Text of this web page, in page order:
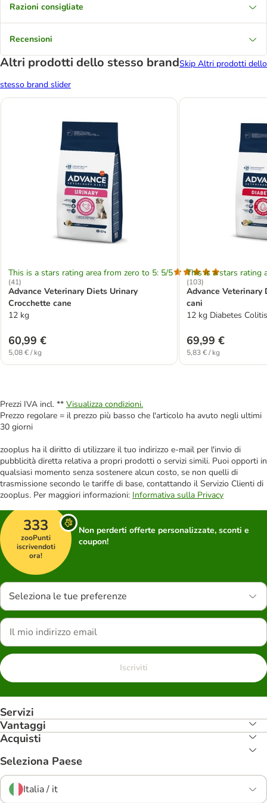
Razioni consigliate
Recensioni
Altri prodotti dello stesso brandSkip Altri prodotti dello
stesso brand slider
This is a stars rating area from zero to 5: 5/5
(41)
Advance Veterinary Diets Urinary
Crocchette cane
12 kg
60,99 €
5,08 € / kg
This is a stars rating
(103)
Advance Veterinary
cani
12 kg Diabetes Colitis
69,99 €
5,83 € / kg
Prezzi IVA incl. ** Visualizza condizioni.
Prezzo regolare = il prezzo più basso che l'articolo ha avuto negli ultimi
30 giorni
zooplus ha il diritto di utilizzare il tuo indirizzo e-mail per l'invio di
pubblicità diretta relativa a propri prodotti o servizi simili. Puoi opporti in
qualsiasi momento senza sostenere alcun costo, se non quelli di
trasmissione secondo le tariffe di base, contattando il Servizio Clienti di
zooplus. Per maggiori informazioni: Informativa sulla Privacy
333
zooPunti
iscrivendoti
ora!
Non perderti offerte personalizzate, sconti e
coupon!
Seleziona le tue preferenze
Iscriviti
Servizi
Vantaggi
Acquisti
Seleziona Paese
Italia / it